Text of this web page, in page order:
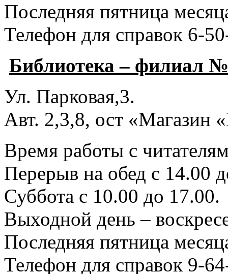
Последняя пятница
Телефон для справок 6-
Библиотека – филиал
Ул. Парковая,3.
Авт. 2,3,8, ост «Магазин
Время работы с
Перерыв на обед с 14.00
Суббота с 10.00 до 17.00.
Выходной день –
Последняя пятница
Телефон для справок 9-